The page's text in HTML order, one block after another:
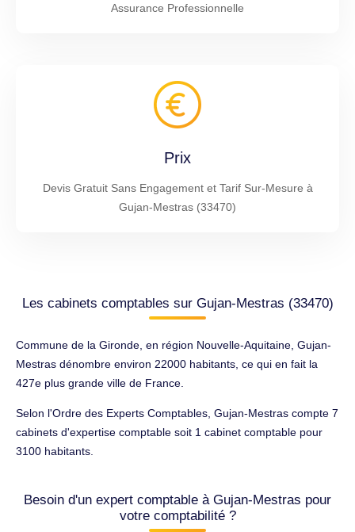
Assurance Professionnelle
Prix
Devis Gratuit Sans Engagement et Tarif Sur-Mesure à
Gujan-Mestras (33470)
Les cabinets comptables sur Gujan-Mestras (33470)
Commune de la Gironde, en région Nouvelle-Aquitaine, Gujan-
Mestras dénombre environ 22000 habitants, ce qui en fait la
427e plus grande ville de France.
Selon l'Ordre des Experts Comptables, Gujan-Mestras compte 7
cabinets d'expertise comptable soit 1 cabinet comptable pour
3100 habitants.
Besoin d'un expert comptable à Gujan-Mestras pour
votre comptabilité ?